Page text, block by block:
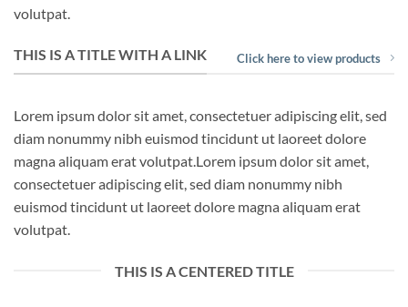
volutpat.
THIS IS A TITLE WITH A LINK Click here to view products
Lorem ipsum dolor sit amet, consectetuer adipiscing elit, sed
diam nonummy nibh euismod tincidunt ut laoreet dolore
magna aliquam erat volutpat.Lorem ipsum dolor sit amet,
consectetuer adipiscing elit, sed diam nonummy nibh
euismod tincidunt ut laoreet dolore magna aliquam erat
volutpat.
THIS IS A CENTERED TITLE